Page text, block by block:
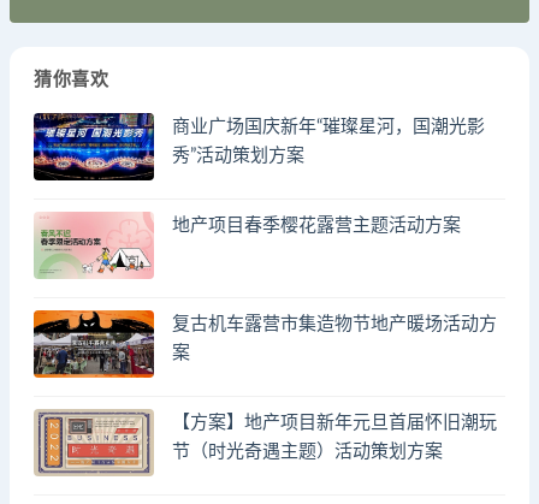
猜你喜欢
商业广场国庆新年“璀璨星河，国潮光影
秀”活动策划方案
地产项目春季樱花露营主题活动方案
复古机车露营市集造物节地产暖场活动方
案
【方案】地产项目新年元旦首届怀旧潮玩
节（时光奇遇主题）活动策划方案